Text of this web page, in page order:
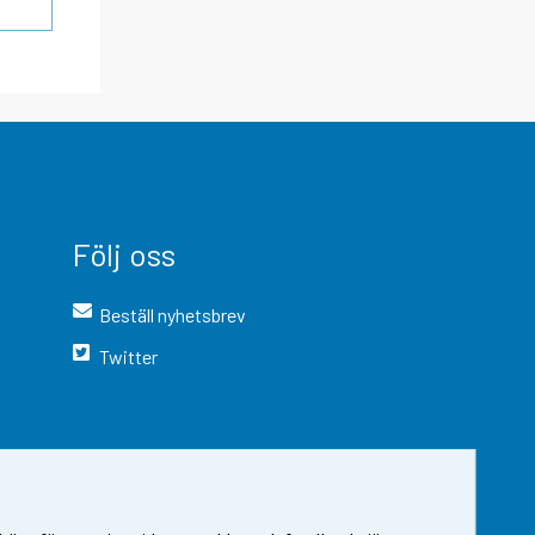
Följ oss
Beställ nyhetsbrev
Twitter